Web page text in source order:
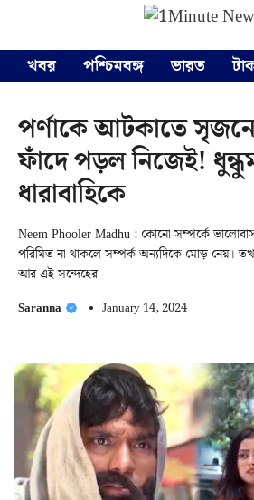
content
খবর
পশ্চিমবঙ্গ ভারত
পর্ণাকে আটকাতে
ফাঁদে পড়ল নিজেই!
ধারাবাহিকে
Neem Phooler Madhu : কোনো সম্পর্কে
পরিমিত না থাকলে সম্পর্ক অন্যদিকে মোড় নেয়।
আর এই সন্দেহের
Saranna January 14, 2024